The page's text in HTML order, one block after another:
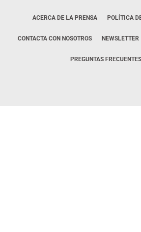
ACERCA DE LA PRENSA POLÍTICA
CONTACTA CON NOSOTROS NEWSLETTER
PREGUNTAS FRECUENTES